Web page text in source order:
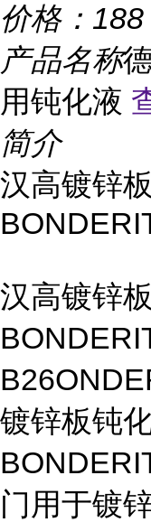
价格： 188
产品名称
用钝化液
简介
汉高镀锌
汉高镀锌
镀锌板钝
门用于镀